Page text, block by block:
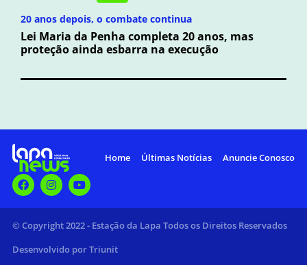
20 anos depois, o combate continua
Lei Maria da Penha completa 20 anos, mas
proteção ainda esbarra na execução
Home Últimas Notícias Anuncie Conosco
© Copyright 2022 - Estação da Lapa Todos os Direitos Reservados
Desenvolvido por Triunit